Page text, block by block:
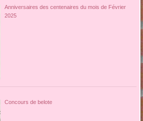
Anniversaires des centenaires du mois de Février
2025
Concours de belote